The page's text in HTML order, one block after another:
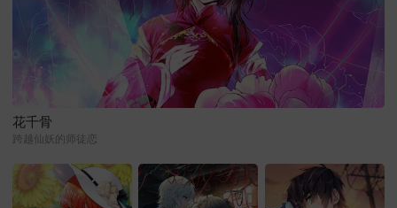
花千骨
跨越仙妖的师徒恋